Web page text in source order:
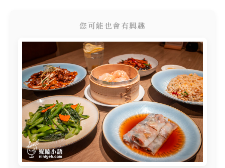
您可能也會有興趣